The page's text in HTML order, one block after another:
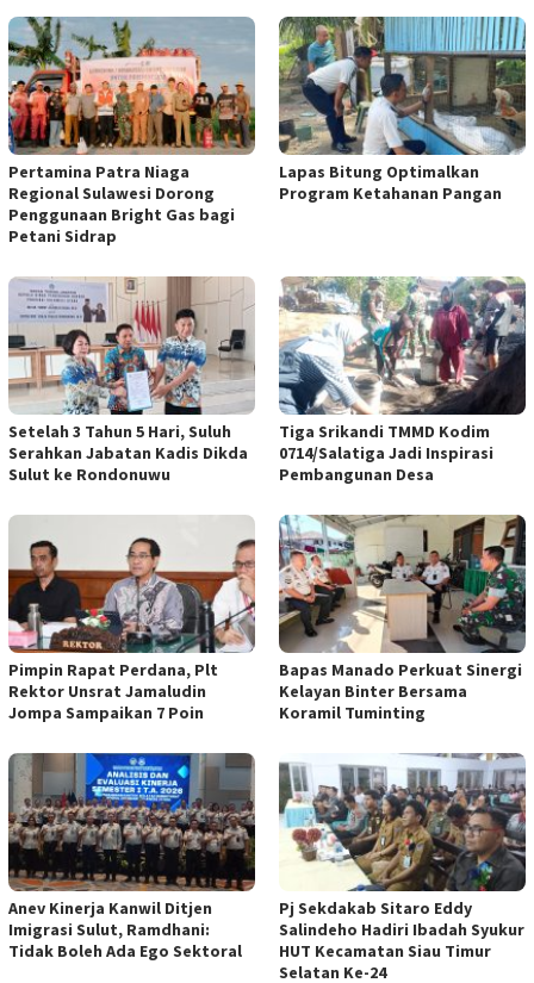
Pertamina Patra Niaga
Regional Sulawesi Dorong
Penggunaan Bright Gas bagi
Petani Sidrap
Lapas Bitung Optimalkan
Program Ketahanan Pangan
Setelah 3 Tahun 5 Hari, Suluh
Serahkan Jabatan Kadis Dikda
Sulut ke Rondonuwu
Tiga Srikandi TMMD Kodim
0714/Salatiga Jadi Inspirasi
Pembangunan Desa
Pimpin Rapat Perdana, Plt
Rektor Unsrat Jamaludin
Jompa Sampaikan 7 Poin
Bapas Manado Perkuat Sinergi
Kelayan Binter Bersama
Koramil Tuminting
Anev Kinerja Kanwil Ditjen
Imigrasi Sulut, Ramdhani:
Tidak Boleh Ada Ego Sektoral
Pj Sekdakab Sitaro Eddy
Salindeho Hadiri Ibadah Syukur
HUT Kecamatan Siau Timur
Selatan Ke-24